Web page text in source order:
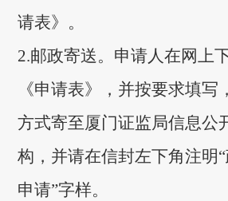
请表》。
2.邮政寄送。申请人在网上
《申请表》，并按要求填写
方式寄至厦门证监局信息公
构，并请在信封左下角注明
申请”字样。